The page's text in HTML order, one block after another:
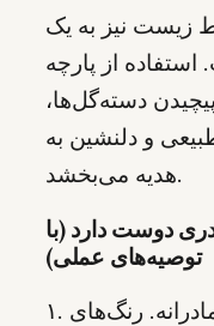
زیست نیز به یک
از پارچه
دسته‌گل‌ها،
و دلنشین به
هدیه می‌بخشد.
دوست دارد (با
توصیه‌های عملی)
۱. رنگ‌های